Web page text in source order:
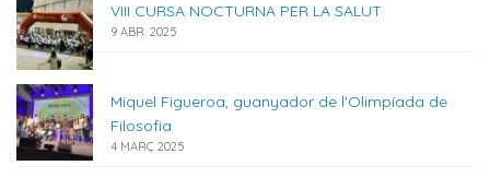
VIII CURSA NOCTURNA PER LA SALUT
9 ABR. 2025
Miquel Figueroa, guanyador de l'Olimpíada de
Filosofia
4 MARÇ 2025